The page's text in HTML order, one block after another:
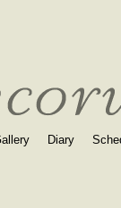
Diary